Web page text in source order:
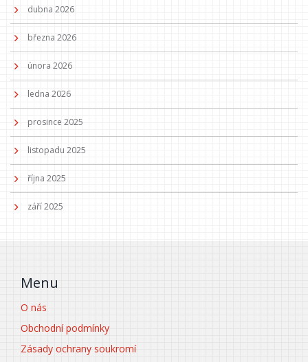
dubna 2026
března 2026
února 2026
ledna 2026
prosince 2025
listopadu 2025
října 2025
září 2025
Menu
O nás
Obchodní podmínky
Zásady ochrany soukromí